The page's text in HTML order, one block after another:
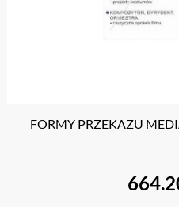
FORMY PRZEKAZU